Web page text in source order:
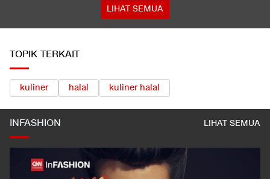
LIHAT SEMUA
TOPIK TERKAIT
kuliner halal kuliner halal
INFASHION LIHAT SEMUA